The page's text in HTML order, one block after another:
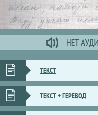
ТЕКСТ
ТЕКСТ + ПЕРЕВОД